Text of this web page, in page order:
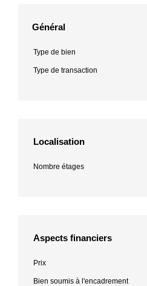
Général
Type de bien
Type de transaction
Localisation
Nombre étages
Aspects financiers
Prix
Bien soumis à l'encadrement